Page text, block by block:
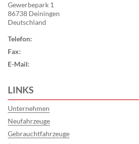
Gewerbepark 1
86738 Deiningen
Deutschland
Telefon:
Fax:
E-Mail:
LINKS
Unternehmen
Neufahrzeuge
Gebrauchtfahrzeuge